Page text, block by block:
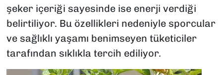
şeker içeriği sayesinde ise enerji verdiği
belirtiliyor. Bu özellikleri nedeniyle sporcular
ve sağlıklı yaşamı benimseyen tüketiciler
tarafından sıklıkla tercih ediliyor.